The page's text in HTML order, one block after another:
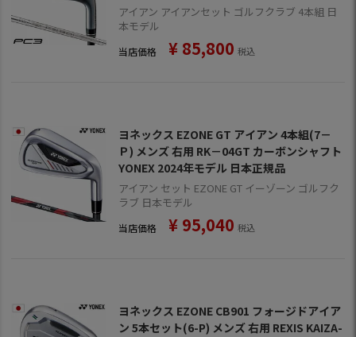
アイアン アイアンセット ゴルフクラブ 4本組 日
本モデル
当店価格 ¥ 85,800 税込
ヨネックス EZONE GT アイアン 4本組(7－
Ｐ) メンズ 右用 RK－04GT カーボンシャフト
YONEX 2024年モデル 日本正規品
アイアン セット EZONE GT イーゾーン ゴルフク
ラブ 日本モデル
当店価格 ¥ 95,040 税込
ヨネックス EZONE CB901 フォージドアイア
ン 5本セット(6-P) メンズ 右用 REXIS KAIZA-